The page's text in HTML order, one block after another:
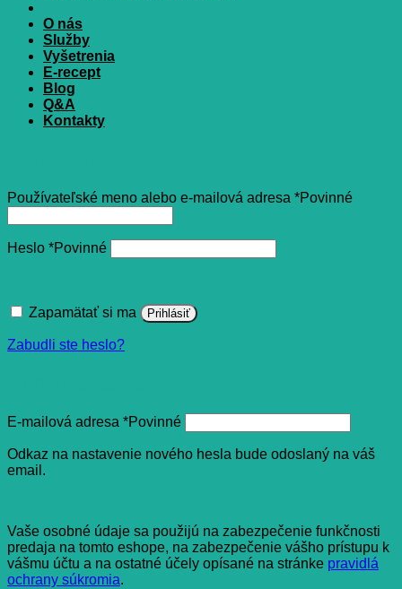
O nás
Služby
Vyšetrenia
E-recept
Blog
Q&A
Kontakty
Používateľské meno alebo e-mailová adresa *Povinné
Heslo *Povinné
Zapamätať si ma Prihlásiť
Zabudli ste heslo?
E-mailová adresa *Povinné
Odkaz na nastavenie nového hesla bude odoslaný na váš
email.
Vaše osobné údaje sa použijú na zabezpečenie funkčnosti
predaja na tomto eshope, na zabezpečenie vášho prístupu k
vášmu účtu a na ostatné účely opísané na stránke pravidlá
ochrany súkromia.